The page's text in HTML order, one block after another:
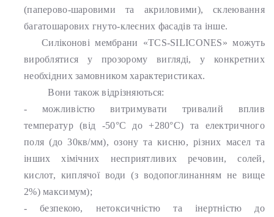
(паперово-шаровими та акриловими), склеювання
багатошарових гнуто-клеєних фасадів та інше.
Силіконові мембрани «TCS-SILICONES» можуть
вироблятися у прозорому вигляді, у конкретних
необхідних замовником характеристиках.
Вони також відрізняються:
- можливістю витримувати тривалий вплив
температур (від -50°С до +280°С) та електричного
поля (до 30кв/мм), озону та кисню, різних масел та
інших хімічних несприятливих речовин, солей,
кислот, киплячої води (з водопоглинанням не вище
2%) максимум);
- безпекою, нетоксичністю та інертністю до